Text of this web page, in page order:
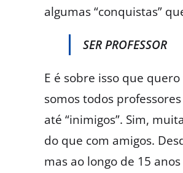
algumas “conquistas”
SER PROFESSOR
E é sobre isso que
somos todos
até “inimigos”. Sim,
do que com amigos.
mas ao longo de 15